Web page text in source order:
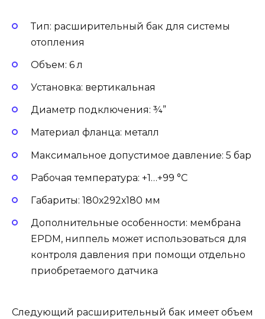
Тип: расширительный бак для системы
отопления
Объем: 6 л
Установка: вертикальная
Диаметр подключения: ¾”
Материал фланца: металл
Максимальное допустимое давление: 5 бар
Рабочая температура: +1…+99 °С
Габариты: 180х292х180 мм
Дополнительные особенности: мембрана
EPDM, ниппель может использоваться для
контроля давления при помощи отдельно
приобретаемого датчика
Следующий расширительный бак имеет объем